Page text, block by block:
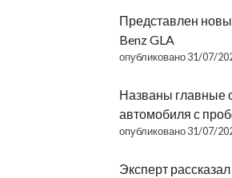
Представлен
Benz GLA
опубликовано 31/07/
Названы главные
автомобиля с
опубликовано 31/07/
Эксперт